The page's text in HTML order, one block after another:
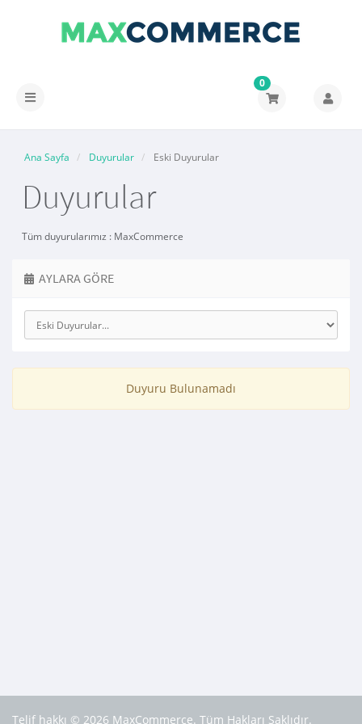
Gezinmeyi
0
Ana Sayfa Duyurular Eski Duyurular
Duyurular
Tüm duyurularımız : MaxCommerce
AYLARA GÖRE
Duyuru Bulunamadı
Telif hakkı © 2026 MaxCommerce. Tüm Hakları Saklıdır.